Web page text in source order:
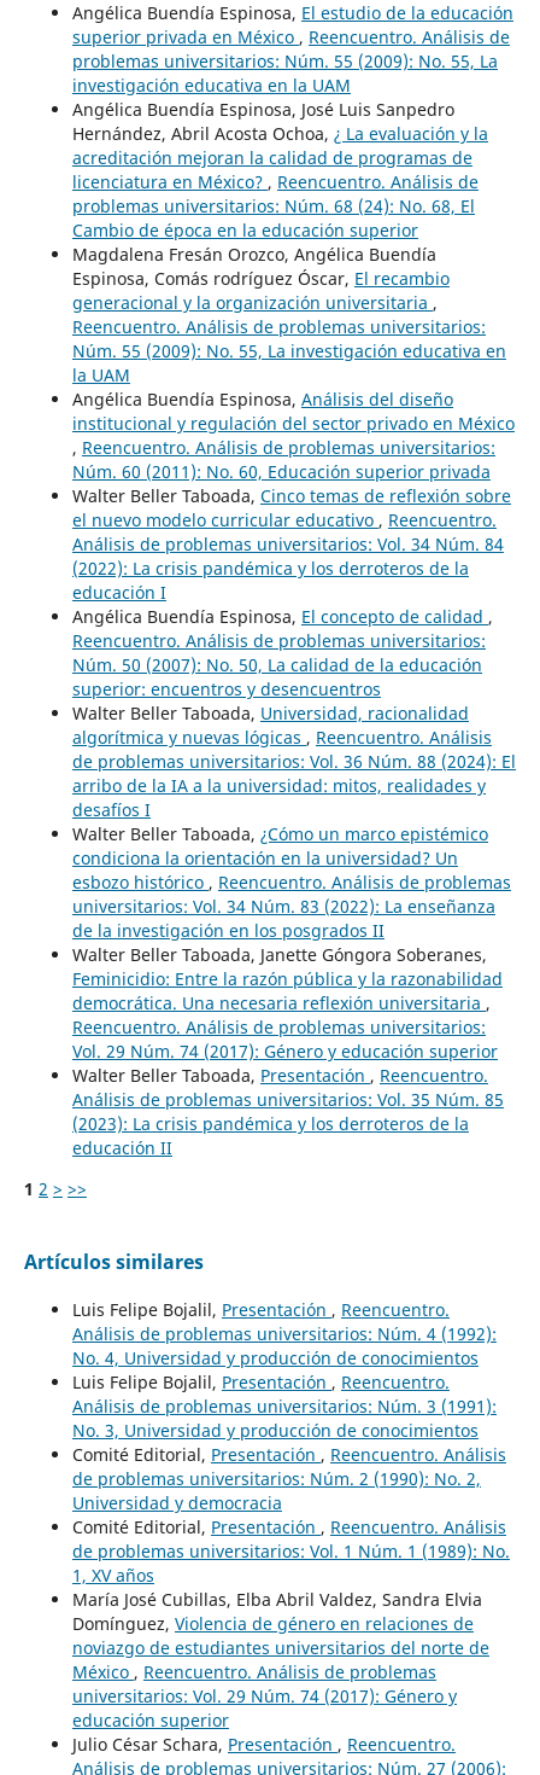
Angélica Buendía Espinosa, El estudio de la educación
superior privada en México , Reencuentro. Análisis de
problemas universitarios: Núm. 55 (2009): No. 55, La
investigación educativa en la UAM
Angélica Buendía Espinosa, José Luis Sanpedro
Hernández, Abril Acosta Ochoa, ¿ La evaluación y la
acreditación mejoran la calidad de programas de
licenciatura en México? , Reencuentro. Análisis de
problemas universitarios: Núm. 68 (24): No. 68, El
Cambio de época en la educación superior
Magdalena Fresán Orozco, Angélica Buendía
Espinosa, Comás rodríguez Óscar, El recambio
generacional y la organización universitaria ,
Reencuentro. Análisis de problemas universitarios:
Núm. 55 (2009): No. 55, La investigación educativa en
la UAM
Angélica Buendía Espinosa, Análisis del diseño
institucional y regulación del sector privado en México
, Reencuentro. Análisis de problemas universitarios:
Núm. 60 (2011): No. 60, Educación superior privada
Walter Beller Taboada, Cinco temas de reflexión sobre
el nuevo modelo curricular educativo , Reencuentro.
Análisis de problemas universitarios: Vol. 34 Núm. 84
(2022): La crisis pandémica y los derroteros de la
educación I
Angélica Buendía Espinosa, El concepto de calidad ,
Reencuentro. Análisis de problemas universitarios:
Núm. 50 (2007): No. 50, La calidad de la educación
superior: encuentros y desencuentros
Walter Beller Taboada, Universidad, racionalidad
algorítmica y nuevas lógicas , Reencuentro. Análisis
de problemas universitarios: Vol. 36 Núm. 88 (2024): El
arribo de la IA a la universidad: mitos, realidades y
desafíos I
Walter Beller Taboada, ¿Cómo un marco epistémico
condiciona la orientación en la universidad? Un
esbozo histórico , Reencuentro. Análisis de problemas
universitarios: Vol. 34 Núm. 83 (2022): La enseñanza
de la investigación en los posgrados II
Walter Beller Taboada, Janette Góngora Soberanes,
Feminicidio: Entre la razón pública y la razonabilidad
democrática. Una necesaria reflexión universitaria ,
Reencuentro. Análisis de problemas universitarios:
Vol. 29 Núm. 74 (2017): Género y educación superior
Walter Beller Taboada, Presentación , Reencuentro.
Análisis de problemas universitarios: Vol. 35 Núm. 85
(2023): La crisis pandémica y los derroteros de la
educación II
1 2 > >>
Artículos similares
Luis Felipe Bojalil, Presentación , Reencuentro.
Análisis de problemas universitarios: Núm. 4 (1992):
No. 4, Universidad y producción de conocimientos
Luis Felipe Bojalil, Presentación , Reencuentro.
Análisis de problemas universitarios: Núm. 3 (1991):
No. 3, Universidad y producción de conocimientos
Comité Editorial, Presentación , Reencuentro. Análisis
de problemas universitarios: Núm. 2 (1990): No. 2,
Universidad y democracia
Comité Editorial, Presentación , Reencuentro. Análisis
de problemas universitarios: Vol. 1 Núm. 1 (1989): No.
1, XV años
María José Cubillas, Elba Abril Valdez, Sandra Elvia
Domínguez, Violencia de género en relaciones de
noviazgo de estudiantes universitarios del norte de
México , Reencuentro. Análisis de problemas
universitarios: Vol. 29 Núm. 74 (2017): Género y
educación superior
Julio César Schara, Presentación , Reencuentro.
Análisis de problemas universitarios: Núm. 27 (2006):